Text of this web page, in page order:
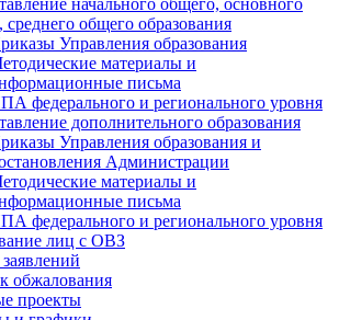
начального общего, основного
среднего общего образования
Управления образования
материалы и
письма
федерального и регионального уровня
дополнительного образования
Управления образования и
Администрации
материалы и
письма
федерального и регионального уровня
лиц с ОВЗ
обжалования
проекты